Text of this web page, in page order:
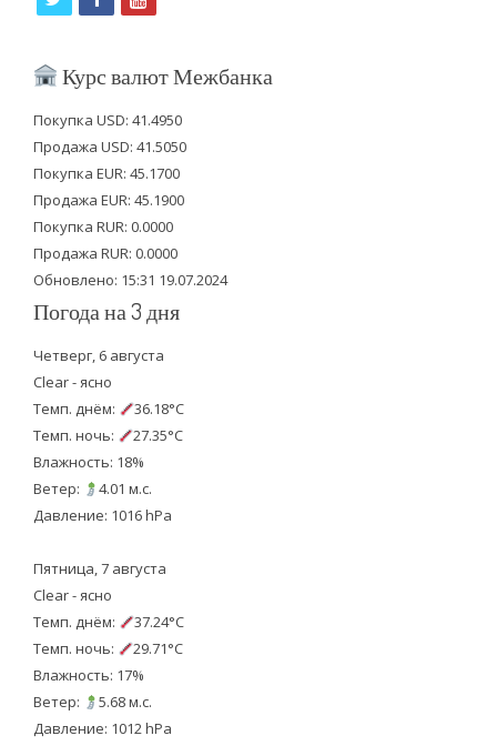
i
t
e
r
c
b
o
o
k
u
u
b
e
Курс валют Межбанка
Покупка USD: 41.4950
Продажа USD: 41.5050
Покупка EUR: 45.1700
Продажа EUR: 45.1900
Покупка RUR: 0.0000
Продажа RUR: 0.0000
Обновлено: 15:31 19.07.2024
Погода на 3 дня
Четверг, 6 августа
Clear - ясно
Темп. днём:
36.18°C
Темп. ночь:
27.35°C
Влажность: 18%
Ветер:
4.01 м.с.
Давление: 1016 hPa
Пятница, 7 августа
Clear - ясно
Темп. днём:
37.24°C
Темп. ночь:
29.71°C
Влажность: 17%
Ветер:
5.68 м.с.
Давление: 1012 hPa